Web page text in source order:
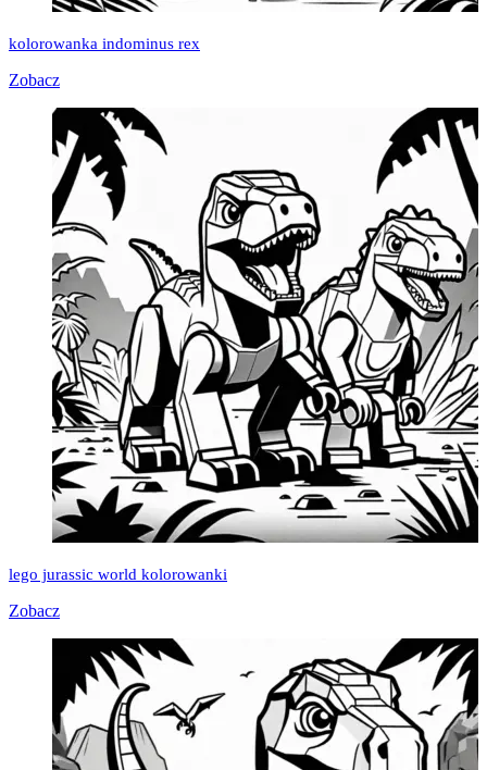
kolorowanka indominus rex
Zobacz
lego jurassic world kolorowanki
Zobacz